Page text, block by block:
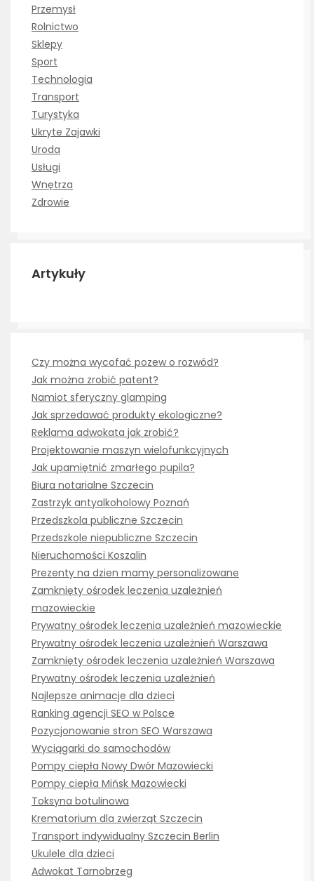
Przemysł
Rolnictwo
Sklepy
Sport
Technologia
Transport
Turystyka
Ukryte Zajawki
Uroda
Usługi
Wnętrza
Zdrowie
Artykuły
Czy można wycofać pozew o rozwód?
Jak można zrobić patent?
Namiot sferyczny glamping
Jak sprzedawać produkty ekologiczne?
Reklama adwokata jak zrobić?
Projektowanie maszyn wielofunkcyjnych
Jak upamiętnić zmarłego pupila?
Biura notarialne Szczecin
Zastrzyk antyalkoholowy Poznań
Przedszkola publiczne Szczecin
Przedszkole niepubliczne Szczecin
Nieruchomości Koszalin
Prezenty na dzien mamy personalizowane
Zamknięty ośrodek leczenia uzależnień
mazowieckie
Prywatny ośrodek leczenia uzależnień mazowieckie
Prywatny ośrodek leczenia uzależnień Warszawa
Zamknięty ośrodek leczenia uzależnień Warszawa
Prywatny ośrodek leczenia uzależnień
Najlepsze animacje dla dzieci
Ranking agencji SEO w Polsce
Pozycjonowanie stron SEO Warszawa
Wyciągarki do samochodów
Pompy ciepła Nowy Dwór Mazowiecki
Pompy ciepła Mińsk Mazowiecki
Toksyna botulinowa
Krematorium dla zwierząt Szczecin
Transport indywidualny Szczecin Berlin
Ukulele dla dzieci
Adwokat Tarnobrzeg